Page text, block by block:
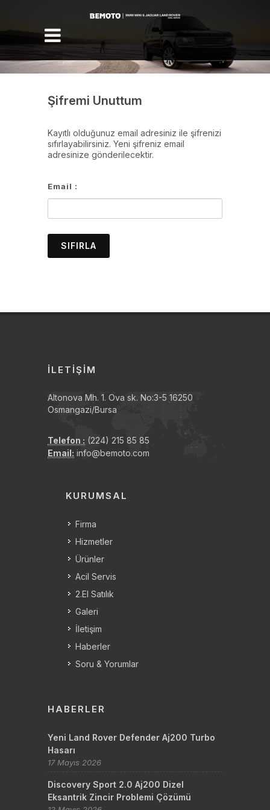
Menü
Şifremi Unuttum
Kayıtlı olduğunuz email adresiniz ile şifrenizi
sıfırlayabilirsiniz. Yeni şifreniz email
adresinize gönderilecektir.
Email :
SIFIRLA
İLETIŞIM
Altonova Mh. 1. Ova sk. No:3-5 16250
Osmangazi/Bursa
Telefon : (224) 215 85 85
Email: info@bemoto.com
KURUMSAL
Firma
Hizmetler
Ürünler
Acil Servis
2.El Satılık
Galeri
İletişim
Haberler
Soru & Yorumlar
HABERLER
Yeni Land Rover Defender Aj200 Turbo
Hasarı
17 Mayıs 2026
Discovery Sport 2.0 Aj200 Dizel
Eksantrik Zincir Problemi Çözümü